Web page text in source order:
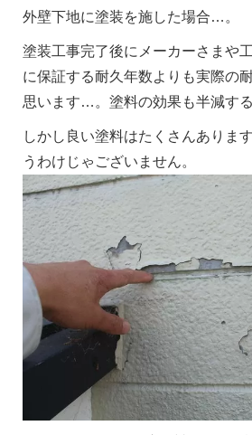
外壁下地に塗装を施した場合…。
塗装工事完了後にメーカーさまや
に保証する耐久年数よりも実際の
思います…。塗料の効果も半減する
しかし良い塗料はたくさんありま
うわけじゃございません。